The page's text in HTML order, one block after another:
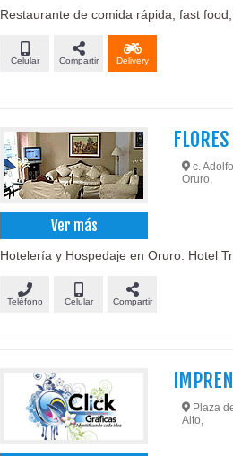
Restaurante de comida rápida, fast
Celular Compartir Delivery
Ver más
c.
Oruro,
Hotelería y Hospedaje en Oruro. Hotel
Teléfono Celular Compartir
Plaza
Alto,